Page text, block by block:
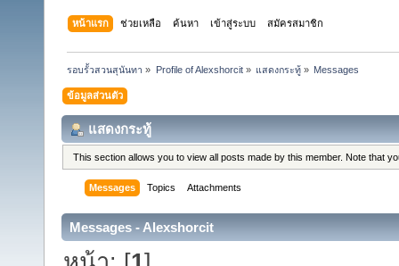
หน้าแรก ช่วยเหลือ ค้นหา เข้าสู่ระบบ สมัครสมาชิก
รอบรั้วสวนสุนันทา » Profile of Alexshorcit» แสดงกระทู้» Messages
ข้อมูลส่วนตัว
แสดงกระทู้
This section allows you to view all posts made by this member. Note that
Messages Topics Attachments
Messages - Alexshorcit